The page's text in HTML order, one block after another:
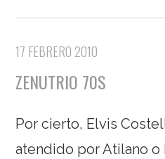
17 FEBRERO 2010
ZENUTRIO 70S
Por cierto, Elvis
atendido por Atilano o